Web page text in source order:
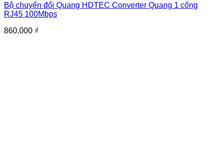
Bộ chuyển đổi Quang HDTEC Converter Quang 1 cổng
RJ45 100Mbps
860,000 ₫